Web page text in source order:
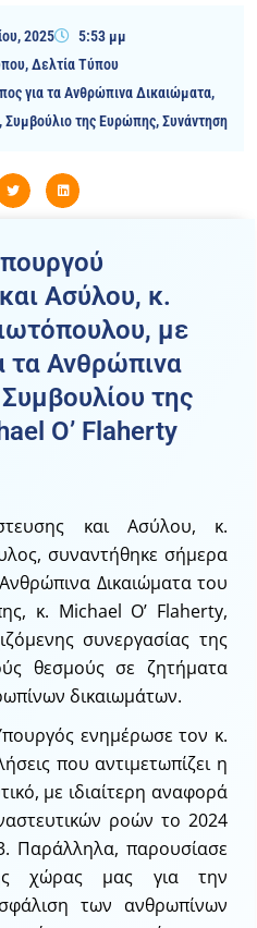
2025
5:53 μμ
,Δελτία Τύπου
για τα Ανθρώπινα Δικαιώματα,
Συμβούλιο της Ευρώπης,Συνάντηση
Ασύλου, κ.
με
τα Ανθρώπινα
της
O’ Flaherty
και Ασύλου, κ.
συναντήθηκε σήμερα
Δικαιώματα του
κ. Michael O’ Flaherty,
συνεργασίας της
θεσμούς σε ζητήματα
δικαιωμάτων.
ενημέρωσε τον κ.
που αντιμετωπίζει η
με ιδιαίτερη αναφορά
ροών το 2024
Παράλληλα, παρουσίασε
χώρας μας για την
των ανθρωπίνων